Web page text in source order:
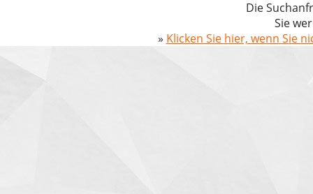
Die
Sie
» Klicken Sie hier, wenn Sie